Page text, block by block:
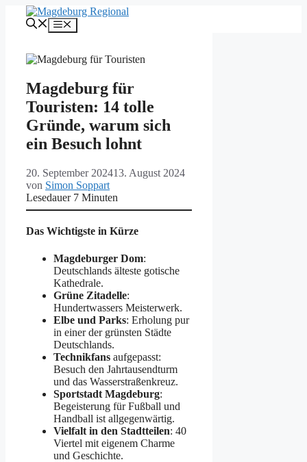
Inhalt
Menü
Magdeburg für
Touristen: 14 tolle
Gründe, warum sich
ein Besuch lohnt
20. September 202413. August 2024
von Simon Soppart
Lesedauer 7 Minuten
Das Wichtigste in Kürze
Magdeburger Dom:
Deutschlands älteste gotische
Kathedrale.
Grüne Zitadelle:
Hundertwassers Meisterwerk.
Elbe und Parks: Erholung pur
in einer der grünsten Städte
Deutschlands.
Technikfans aufgepasst:
Besuch den Jahrtausendturm
und das Wasserstraßenkreuz.
Sportstadt Magdeburg:
Begeisterung für Fußball und
Handball ist allgegenwärtig.
Vielfalt in den Stadtteilen: 40
Viertel mit eigenem Charme
und Geschichte.